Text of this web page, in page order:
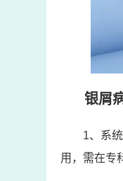
银屑
1、系
用，需在专